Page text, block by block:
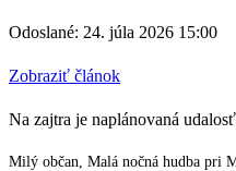
Odoslané: 24. júla 2026 15:00
Zobraziť článok
Na zajtra je naplánovaná udalosť
Milý občan, Malá nočná hudba pri